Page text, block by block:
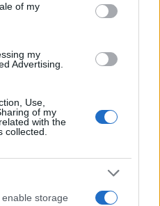
of my
my
Advertising.
Use,
of my
with the
collected.
storage
μετατρέπει τη
στιγμές του